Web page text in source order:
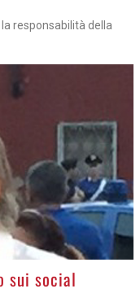
responsabilità della
sui social